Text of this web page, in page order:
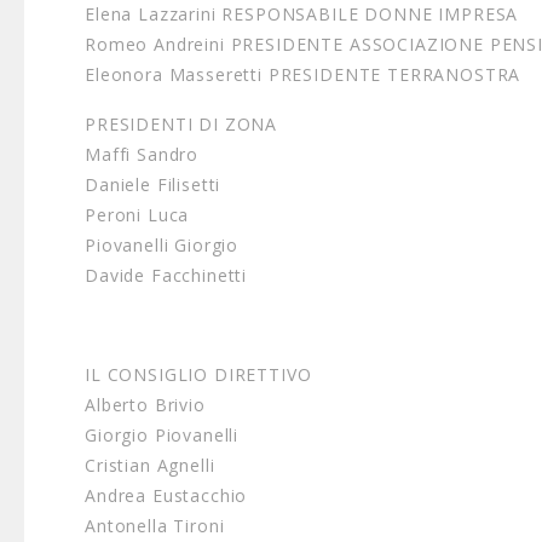
Elena Lazzarini RESPONSABILE DONNE IMPRESA
Romeo Andreini PRESIDENTE ASSOCIAZIONE
Eleonora Masseretti PRESIDENTE TERRANOSTRA
PRESIDENTI DI ZONA
Maffi Sandro
Daniele Filisetti
Peroni Luca
Piovanelli Giorgio
Davide Facchinetti
IL CONSIGLIO DIRETTIVO
Alberto Brivio
Giorgio Piovanelli
Cristian Agnelli
Andrea Eustacchio
Antonella Tironi